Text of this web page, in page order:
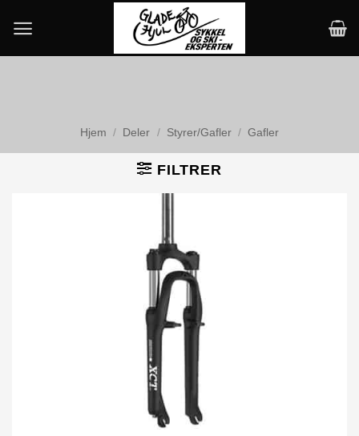
content
Hjem / Deler / Styrer/Gafler / Gafler
FILTRER